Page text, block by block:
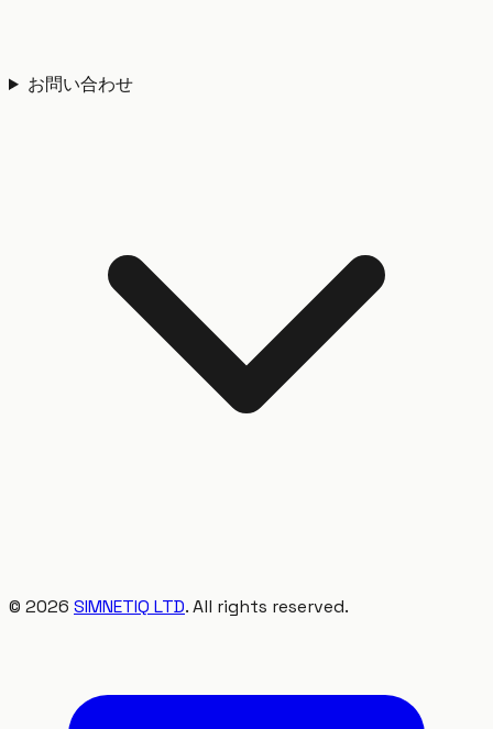
お問い合わせ
© 2026 SIMNETIQ LTD. All rights reserved.